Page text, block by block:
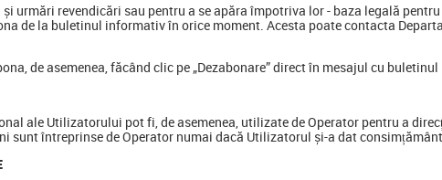
urmări revendicări sau pentru a se apăra împotriva lor - baza legală
de la buletinul informativ în orice moment. Acesta poate contacta
de asemenea, făcând clic pe „Dezabonare” direct în mesajul cu
ale Utilizatorului pot fi, de asemenea, utilizate de Operator pentru a
sunt întreprinse de Operator numai dacă Utilizatorul și-a dat